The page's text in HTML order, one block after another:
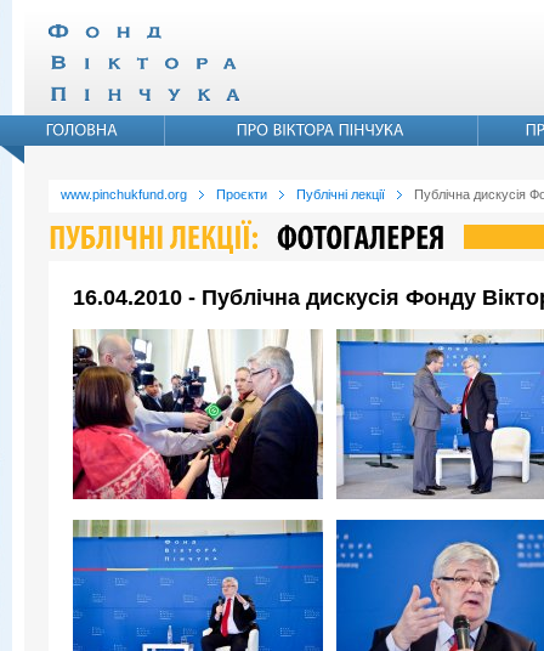
www.pinchukfund.org Проєкти Публічні лекції Публічна дискусія
16.04.2010 - Публічна дискусія Фонду